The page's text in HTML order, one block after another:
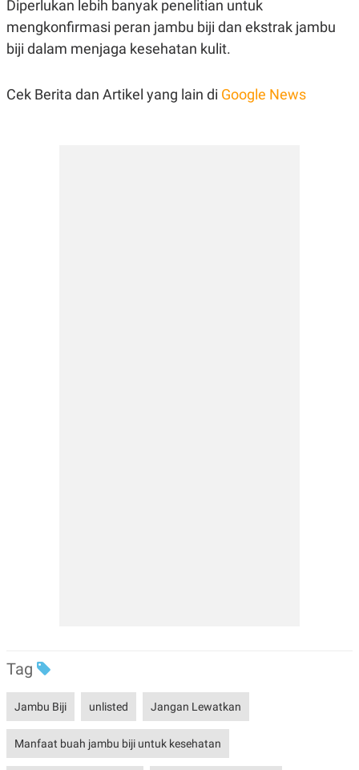
Diperlukan lebih banyak penelitian untuk
mengkonfirmasi peran jambu biji dan ekstrak jambu
biji dalam menjaga kesehatan kulit.
Cek Berita dan Artikel yang lain di Google News
Tag
Jambu Biji unlisted Jangan Lewatkan
Manfaat buah jambu biji untuk kesehatan